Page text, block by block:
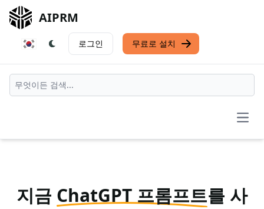
AIPRM
로그인 무료로 설치
지금 ChatGPT 프롬프트를 사